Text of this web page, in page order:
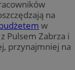
na
w
Pulsem Zabrza i
przynajmniej na